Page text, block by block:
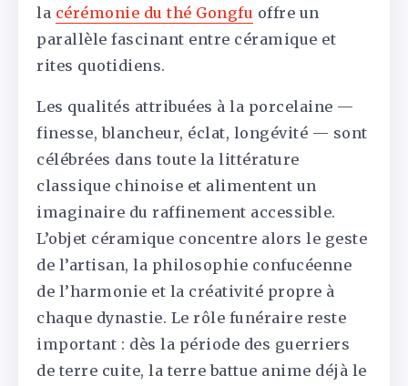
la cérémonie du thé Gongfu offre un
parallèle fascinant entre céramique et
rites quotidiens.
Les qualités attribuées à la porcelaine —
finesse, blancheur, éclat, longévité — sont
célébrées dans toute la littérature
classique chinoise et alimentent un
imaginaire du raffinement accessible.
L’objet céramique concentre alors le geste
de l’artisan, la philosophie confucéenne
de l’harmonie et la créativité propre à
chaque dynastie. Le rôle funéraire reste
important : dès la période des guerriers
de terre cuite, la terre battue anime déjà le